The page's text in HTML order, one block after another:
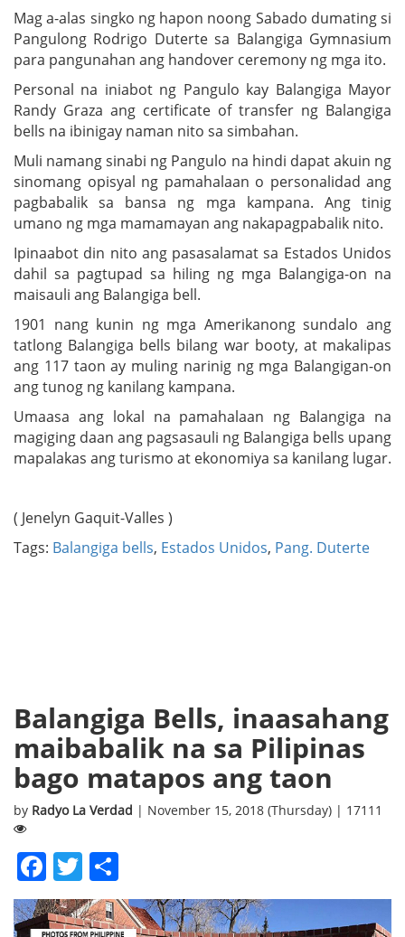
Mag a-alas singko ng hapon noong Sabado dumating si
Pangulong Rodrigo Duterte sa Balangiga Gymnasium
para pangunahan ang handover ceremony ng mga ito.
Personal na iniabot ng Pangulo kay Balangiga Mayor
Randy Graza ang certificate of transfer ng Balangiga
bells na ibinigay naman nito sa simbahan.
Muli namang sinabi ng Pangulo na hindi dapat akuin ng
sinomang opisyal ng pamahalaan o personalidad ang
pagbabalik sa bansa ng mga kampana. Ang tinig
umano ng mga mamamayan ang nakapagpabalik nito.
Ipinaabot din nito ang pasasalamat sa Estados Unidos
dahil sa pagtupad sa hiling ng mga Balangiga-on na
maisauli ang Balangiga bell.
1901 nang kunin ng mga Amerikanong sundalo ang
tatlong Balangiga bells bilang war booty, at makalipas
ang 117 taon ay muling narinig ng mga Balangigan-on
ang tunog ng kanilang kampana.
Umaasa ang lokal na pamahalaan ng Balangiga na
magiging daan ang pagsasauli ng Balangiga bells upang
mapalakas ang turismo at ekonomiya sa kanilang lugar.
( Jenelyn Gaquit-Valles )
Tags: Balangiga bells, Estados Unidos, Pang. Duterte
Balangiga Bells, inaasahang
maibabalik na sa Pilipinas
bago matapos ang taon
by Radyo La Verdad | November 15, 2018 (Thursday) | 17111
Facebook
Twitter